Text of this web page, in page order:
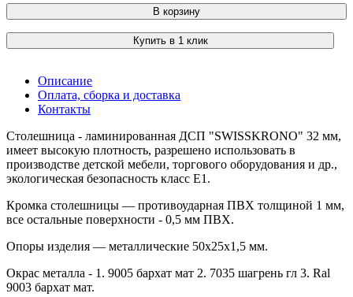
В корзину
Купить в 1 клик
Описание
Оплата, сборка и доставка
Контакты
Столешница - ламинированная ДСП "SWISSKRONO" 32 мм,
имеет высокую плотность, разрешено использовать в
производстве детской мебели, торгового оборудования и др.,
экологическая безопасность класс Е1.
Кромка столешницы — противоударная ПВХ толщиной 1 мм,
все остальные поверхности - 0,5 мм ПВХ.
Опоры изделия — металлические 50х25х1,5 мм.
Окрас металла - 1. 9005 бархат мат 2. 7035 шагрень гл 3. Ral
9003 бархат мат.